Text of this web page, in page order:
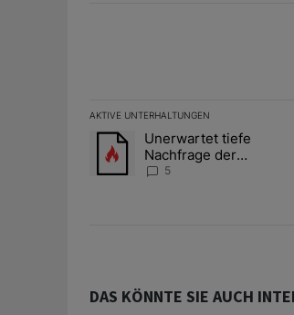
AKTIVE UNTERHALTUNGEN
Das Folgende ist eine Liste der
Ein Trendartikel mit dem Titel
Unerwartet tiefe
Nachfrage der
Zentralbanken könnte
5
DAS KÖNNTE SIE AUCH